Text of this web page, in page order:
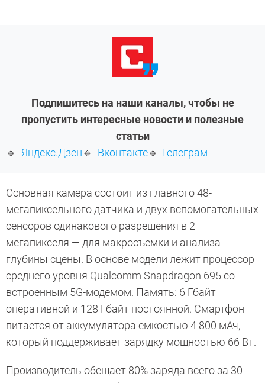
Подпишитесь на наши каналы, чтобы не
пропустить интересные новости и полезные
статьи
🔹 Яндекс.Дзен🔹 Вконтакте🔹 Телеграм
Основная камера состоит из главного 48-
мегапиксельного датчика и двух вспомогательных
сенсоров одинакового разрешения в 2
мегапикселя — для макросъемки и анализа
глубины сцены. В основе модели лежит процессор
среднего уровня Qualcomm Snapdragon 695 со
встроенным 5G-модемом. Память: 6 Гбайт
оперативной и 128 Гбайт постоянной. Смартфон
питается от аккумулятора емкостью 4 800 мАч,
который поддерживает зарядку мощностью 66 Вт.
Производитель обещает 80% заряда всего за 30